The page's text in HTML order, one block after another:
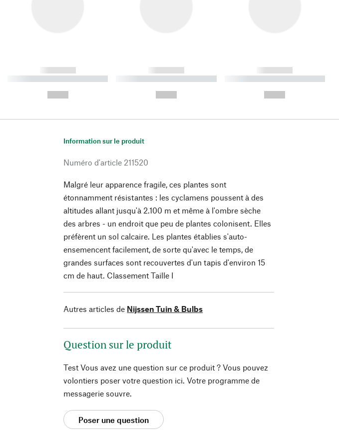
------------
----------- ----------- ----------
------------
----------- ----------- ----------
------------
----------- ----------- ----------
Information sur le produit
Numéro d'article 211520
Malgré leur apparence fragile, ces plantes sont
étonnamment résistantes : les cyclamens poussent à des
altitudes allant jusqu'à 2.100 m et même à l'ombre sèche
des arbres - un endroit que peu de plantes colonisent. Elles
préfèrent un sol calcaire. Les plantes établies s'auto-
ensemencent facilement, de sorte qu'avec le temps, de
grandes surfaces sont recouvertes d'un tapis d'environ 15
cm de haut. Classement Taille I
Autres articles de Nijssen Tuin & Bulbs
Question sur le produit
Test Vous avez une question sur ce produit ? Vous pouvez
volontiers poser votre question ici. Votre programme de
messagerie souvre.
Poser une question